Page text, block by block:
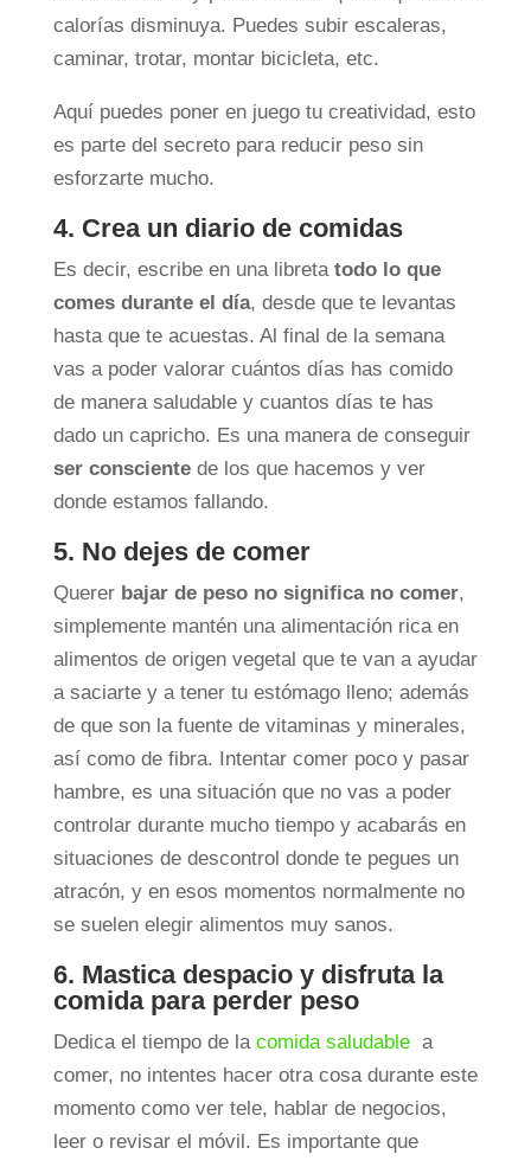
calorías disminuya. Puedes subir escaleras,
caminar, trotar, montar bicicleta, etc.
Aquí puedes poner en juego tu creatividad, esto
es parte del secreto para reducir peso sin
esforzarte mucho.
4. Crea un diario de comidas
Es decir, escribe en una libreta todo lo que
comes durante el día, desde que te levantas
hasta que te acuestas. Al final de la semana
vas a poder valorar cuántos días has comido
de manera saludable y cuantos días te has
dado un capricho. Es una manera de conseguir
ser conscientede los que hacemos y ver
donde estamos fallando.
5. No dejes de comer
Querer bajar de peso no significa no comer,
simplemente mantén una alimentación rica en
alimentos de origen vegetal que te van a ayudar
a saciarte y a tener tu estómago lleno; además
de que son la fuente de vitaminas y minerales,
así como de fibra. Intentar comer poco y pasar
hambre, es una situación que no vas a poder
controlar durante mucho tiempo y acabarás en
situaciones de descontrol donde te pegues un
atracón, y en esos momentos normalmente no
se suelen elegir alimentos muy sanos.
6. Mastica despacio y disfruta la
comida para perder peso
Dedica el tiempo de la comida saludablea
comer, no intentes hacer otra cosa durante este
momento como ver tele, hablar de negocios,
leer o revisar el móvil. Es importante que